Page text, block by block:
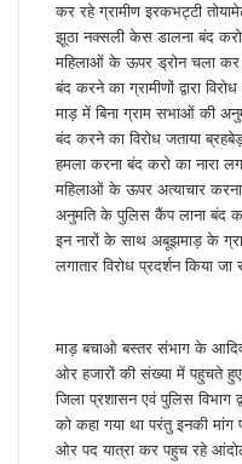
कर रहे ग्रामीण इरकभट्टी
झूठा नक्सली केस डालना बंद
महिलाओं के ऊपर ड्रोन चला कर
बंद करने का ग्रामीणों द्वारा
माड़ में बिना ग्राम सभाओं की
बंद करने का विरोध जताया
हमला करना बंद करो का नारा
महिलाओं के ऊपर अत्याचार
अनुमति के पुलिस कैंप लाना बंद
इन नारों के साथ अबूझमाड़ के
लगातार विरोध प्रदर्शन किया जा
माड़ बचाओ बस्तर संभाग के
ओर हजारों की संख्या में पहुचते
जिला प्रशासन एवं पुलिस विभाग
को कहा गया था परंतु इनकी मांग
ओर पद यात्रा कर पहुच रहे